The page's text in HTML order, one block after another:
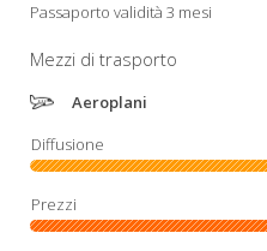
Passaporto validità 3 mesi
Mezzi di trasporto
Aeroplani